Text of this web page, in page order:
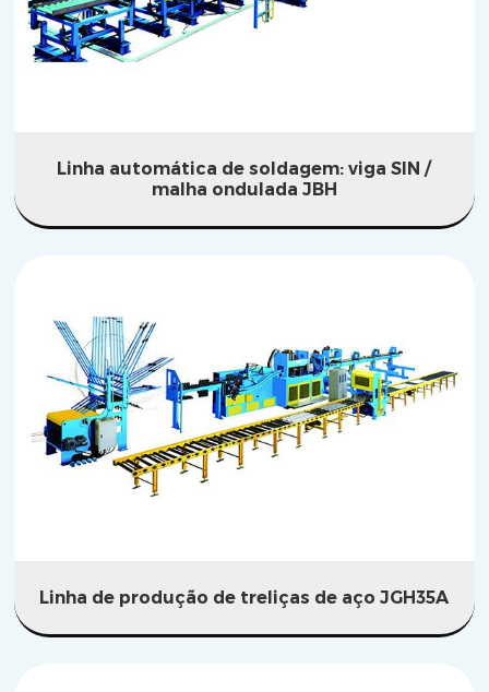
Linha automática de soldagem: viga SIN /
malha ondulada JBH
Linha de produção de treliças de aço JGH35A